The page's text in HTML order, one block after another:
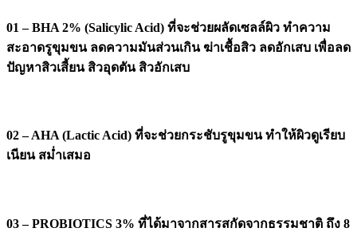
01 – BHA 2% (Salicylic Acid) ที่จะช่วยผลัดเซลล์ผิว ทำความ
สะอาดรูขุมขน ลดความมันส่วนเกิน ฆ่าเชื้อสิว ลดอักเสบ เพื่อลด
ปัญหาสิวเสี้ยน สิวอุดตัน สิวอักเสบ
02 – AHA (Lactic Acid) ที่จะช่วยกระชับรูขุมขน ทำให้ผิวดูเรียบ
เนียน สม่ำเสมอ
03 – PROBIOTICS 3% ที่ได้มาจากสารสกัดจากธรรมชาติ ถึง 8